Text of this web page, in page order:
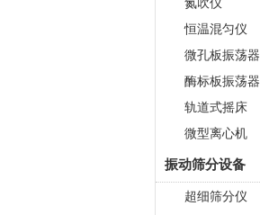
氮吹仪
恒温混匀仪
微孔板振荡器
酶标板振荡器
轨道式摇床
微型离心机
振动筛分设备
超细筛分仪